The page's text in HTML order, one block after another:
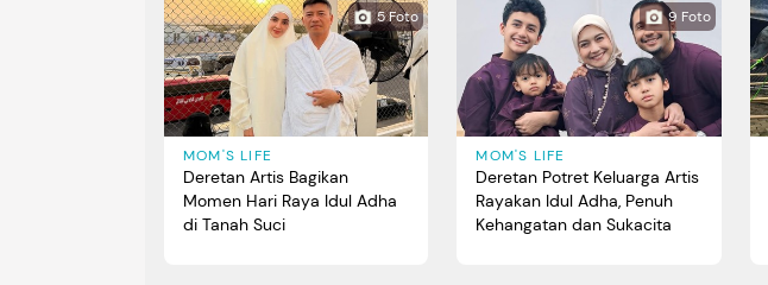
5 Foto
MOM'S LIFE
Deretan Artis Bagikan
Momen Hari Raya Idul Adha
di Tanah Suci
9 Foto
MOM'S LIFE
Deretan Potret Keluarga Artis
Rayakan Idul Adha, Penuh
Kehangatan dan Sukacita